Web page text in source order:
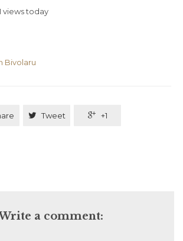
1 views today
Bivolaru
 Tweet  +1
a comment: